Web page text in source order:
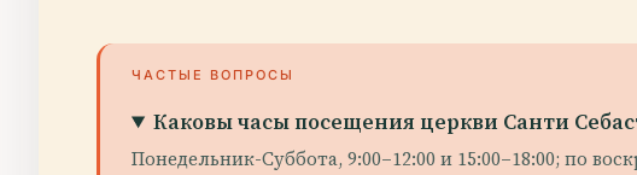
ЧАСТЫЕ ВОПРОСЫ
Каковы часы посещения церкви Санти
Понедельник-Суббота, 9:00–12:00 и 15:00–18:00; по